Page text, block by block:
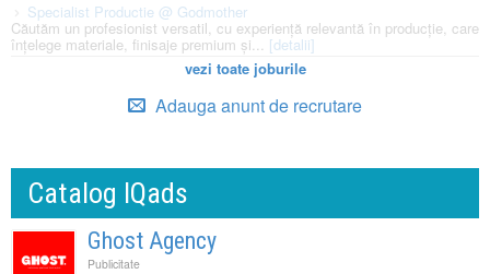
Specialist Productie @ Godmother
Căutăm un profesionist versatil, cu experiență relevantă în producție, care
înțelege materiale, finisaje premium și... [detalii]
vezi toate joburile
Adauga anunt de recrutare
Catalog IQads
Ghost Agency
Publicitate